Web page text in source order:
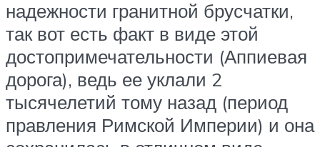
надежности гранитной брусчатки,
так вот есть факт в виде этой
достопримечательности (Аппиевая
дорога), ведь ее уклали 2
тысячелетий тому назад (период
правления Римской Империи) и она